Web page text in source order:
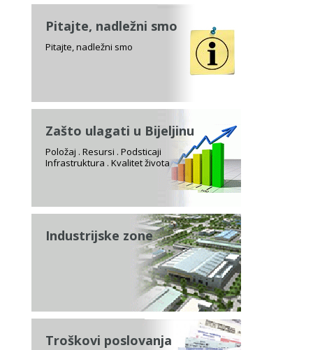
Pitajte, nadležni smo
Pitajte, nadležni smo
Zašto ulagati u Bijeljinu
Položaj . Resursi . Podsticaji
Infrastruktura . Kvalitet života
Industrijske zone
Troškovi poslovanja